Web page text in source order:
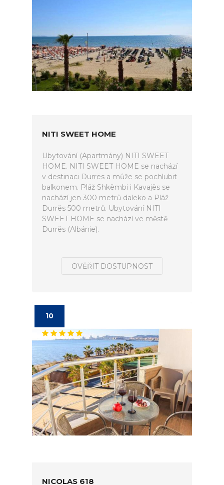
NITI SWEET HOME
Ubytování (Apartmány) NITI SWEET
HOME. NITI SWEET HOME se nachází
v destinaci Durrës a může se pochlubit
balkonem. Pláž Shkëmbi i Kavajës se
nachází jen 300 metrů daleko a Pláž
Durrës 500 metrů. Ubytování NITI
SWEET HOME se nachází ve městě
Durrës (Albánie).
OVĚŘIT DOSTUPNOST
10
NICOLAS 618